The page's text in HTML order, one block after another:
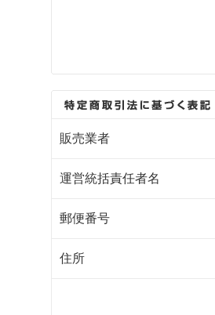
販売業者
運営統括責任者名
郵便番号
住所